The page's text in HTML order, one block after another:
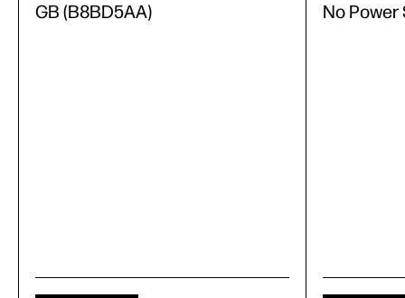
GB (B8BD5AA)
No Power